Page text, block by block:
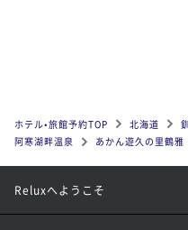
ホテル•旅館予約TOP 北海道
阿寒湖畔温泉
あかん遊久の里鶴雅
Reluxへようこそ